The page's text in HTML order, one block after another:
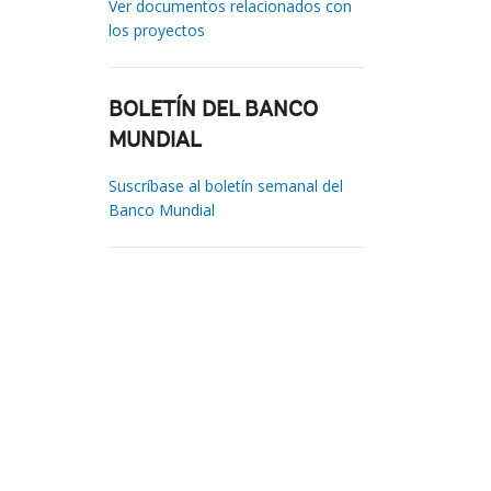
Ver documentos relacionados con
los proyectos
BOLETÍN DEL BANCO
MUNDIAL
Suscríbase al boletín semanal del
Banco Mundial